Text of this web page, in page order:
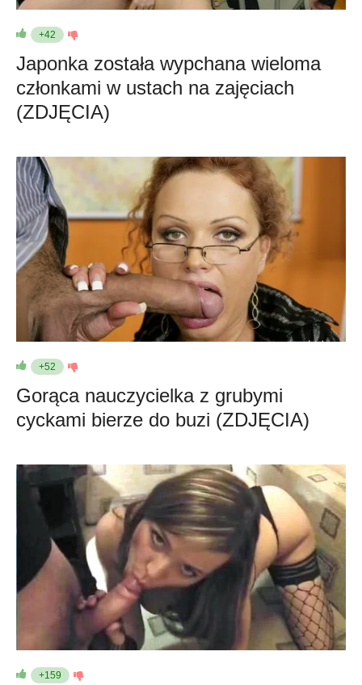
+42
Japonka została wypchana wieloma
członkami w ustach na zajęciach
(ZDJĘCIA)
+52
Gorąca nauczycielka z grubymi
cyckami bierze do buzi (ZDJĘCIA)
+159